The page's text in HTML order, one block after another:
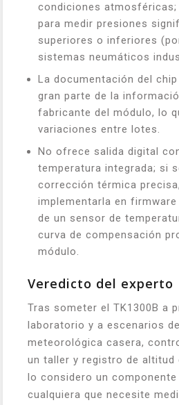
condiciones atmosféricas;
para medir presiones
superiores o inferiores
sistemas neumáticos
La documentación del
gran parte de la
fabricante del módulo, lo
variaciones entre lotes.
No ofrece salida digital
temperatura integrada; si
corrección térmica
implementarla en
de un sensor de
curva de compensación
módulo.
Veredicto del experto
Tras someter el TK1300B a
laboratorio y a escenarios
meteorológica casera,
un taller y registro de altitud
lo considero un
cualquiera que necesite